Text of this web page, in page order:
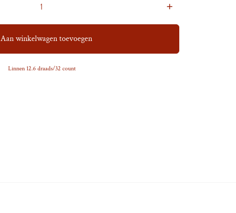
add
Aan winkelwagen toevoegen
Linnen 12.6 draads/32 count